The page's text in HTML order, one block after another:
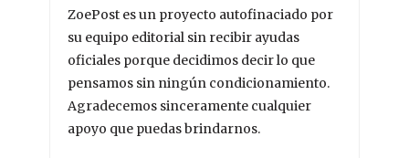
ZoePost es un proyecto autofinaciado por
su equipo editorial sin recibir ayudas
oficiales porque decidimos decir lo que
pensamos sin ningún condicionamiento.
Agradecemos sinceramente cualquier
apoyo que puedas brindarnos.